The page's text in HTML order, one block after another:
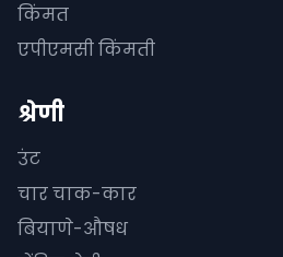
किंमत
एपीएमसी किंमती
श्रेणी
उंट
चार चाक-कार
बियाणे-औषध